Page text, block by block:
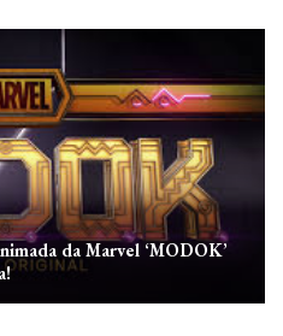
da Marvel ‘MODOK’